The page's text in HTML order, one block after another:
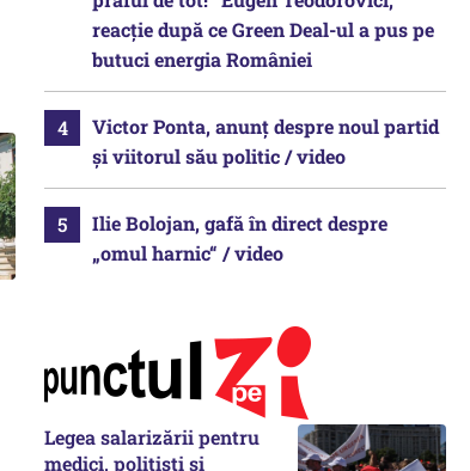
reacție după ce Green Deal-ul a pus pe
butuci energia României
Victor Ponta, anunț despre noul partid
și viitorul său politic / video
Ilie Bolojan, gafă în direct despre
„omul harnic“ / video
Legea salarizării pentru
medici, polițiști și